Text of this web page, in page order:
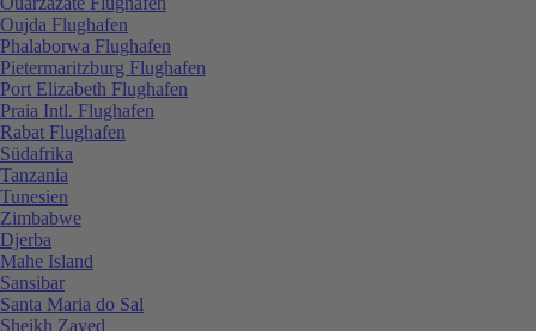
Oujda Flughafen
Phalaborwa Flughafen
Pietermaritzburg Flughafen
Port Elizabeth Flughafen
Praia Intl. Flughafen
Rabat Flughafen
Südafrika
Tanzania
Tunesien
Zimbabwe
Djerba
Mahe Island
Sansibar
Santa Maria do Sal
Sheikh Zayed